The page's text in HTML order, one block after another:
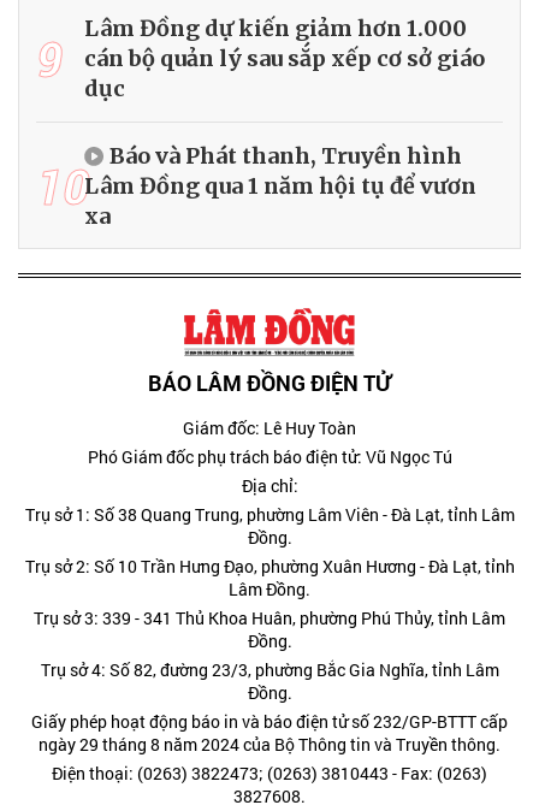
9
Lâm Đồng dự kiến giảm hơn 1.000
cán bộ quản lý sau sắp xếp cơ sở giáo
dục
10
Báo và Phát thanh, Truyền hình
Lâm Đồng qua 1 năm hội tụ để vươn
xa
BÁO LÂM ĐỒNG ĐIỆN TỬ
Giám đốc: Lê Huy Toàn
Phó Giám đốc phụ trách báo điện tử: Vũ Ngọc Tú
Địa chỉ:
Trụ sở 1: Số 38 Quang Trung, phường Lâm Viên - Đà Lạt, tỉnh Lâm
Đồng.
Trụ sở 2: Số 10 Trần Hưng Đạo, phường Xuân Hương - Đà Lạt, tỉnh
Lâm Đồng.
Trụ sở 3: 339 - 341 Thủ Khoa Huân, phường Phú Thủy, tỉnh Lâm
Đồng.
Trụ sở 4: Số 82, đường 23/3, phường Bắc Gia Nghĩa, tỉnh Lâm
Đồng.
Giấy phép hoạt động báo in và báo điện tử số 232/GP-BTTT cấp
ngày 29 tháng 8 năm 2024 của Bộ Thông tin và Truyền thông.
Điện thoại: (0263) 3822473; (0263) 3810443 - Fax: (0263)
3827608.